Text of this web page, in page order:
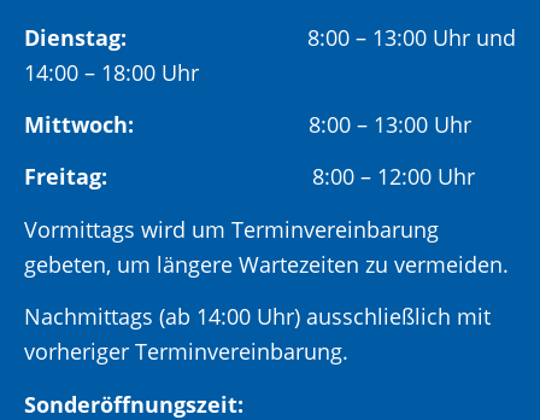
Dienstag: 8:00 – 13:00 Uhr und
14:00 – 18:00 Uhr
Mittwoch: 8:00 – 13:00 Uhr
Freitag:
8:00 – 12:00 Uhr
Vormittags wird um Terminvereinbarung
gebeten, um längere Wartezeiten zu vermeiden.
Nachmittags (ab 14:00 Uhr) ausschließlich mit
vorheriger Terminvereinbarung.
Sonderöffnungszeit: